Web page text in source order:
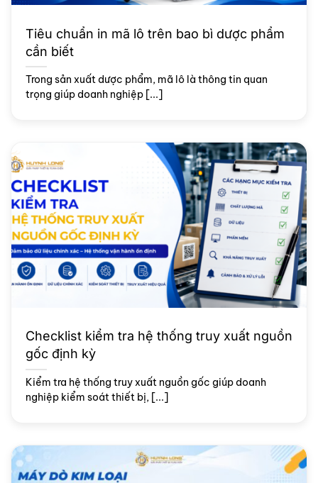
Tiêu chuẩn in mã lô trên bao bì dược phẩm
cần biết
Trong sản xuất dược phẩm, mã lô là thông tin quan
trọng giúp doanh nghiệp [...]
Checklist kiểm tra hệ thống truy xuất nguồn
gốc định kỳ
Kiểm tra hệ thống truy xuất nguồn gốc giúp doanh
nghiệp kiểm soát thiết bị, [...]